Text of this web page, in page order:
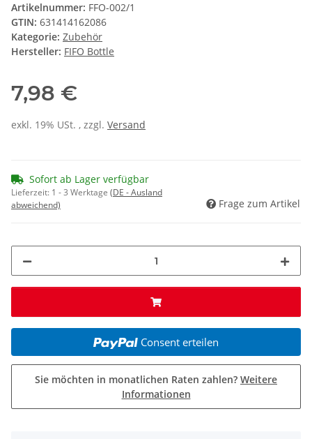
Artikelnummer: FFO-002/1
GTIN: 631414162086
Kategorie: Zubehör
Hersteller: FIFO Bottle
7,98 €
exkl. 19% USt. , zzgl. Versand
Sofort ab Lager verfügbar
Lieferzeit: 1 - 3 Werktage (DE - Ausland
abweichend)
Frage zum Artikel
Consent erteilen
Sie möchten in monatlichen Raten zahlen? Weitere
Informationen